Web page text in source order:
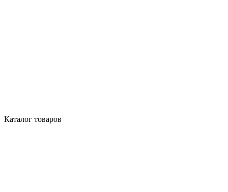
Каталог товаров